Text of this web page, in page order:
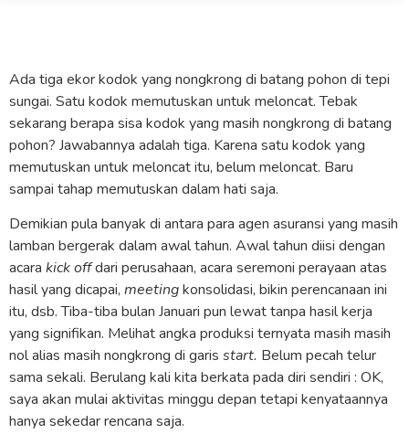
Ada tiga ekor kodok yang nongkrong di batang pohon di tepi
sungai. Satu kodok memutuskan untuk meloncat. Tebak
sekarang berapa sisa kodok yang masih nongkrong di batang
pohon? Jawabannya adalah tiga. Karena satu kodok yang
memutuskan untuk meloncat itu, belum meloncat. Baru
sampai tahap memutuskan dalam hati saja.
Demikian pula banyak di antara para agen asuransi yang masih
lamban bergerak dalam awal tahun. Awal tahun diisi dengan
acara kick offdari perusahaan, acara seremoni perayaan atas
hasil yang dicapai, meetingkonsolidasi, bikin perencanaan ini
itu, dsb. Tiba-tiba bulan Januari pun lewat tanpa hasil kerja
yang signifikan. Melihat angka produksi ternyata masih masih
nol alias masih nongkrong di garis start. Belum pecah telur
sama sekali. Berulang kali kita berkata pada diri sendiri : OK,
saya akan mulai aktivitas minggu depan tetapi kenyataannya
hanya sekedar rencana saja.